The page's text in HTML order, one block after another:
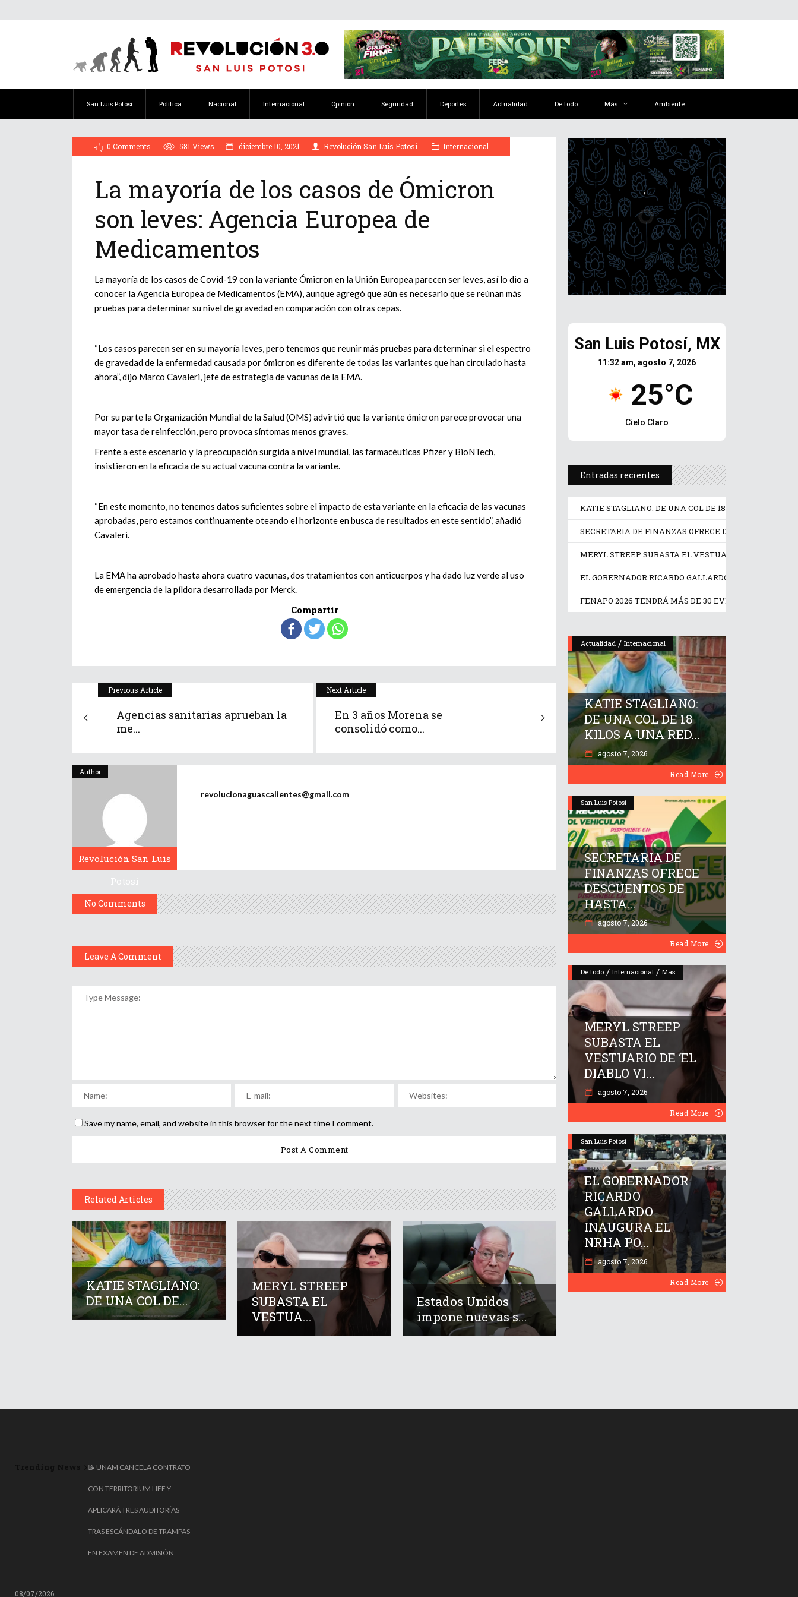
San Luis Potosí Política Nacional Internacional Opinión Seguridad Deportes Actualidad De todo Más Ambiente
0 Comments 581 Views diciembre 10, 2021 Revolución San Luis Potosí Internacional
La mayoría de los casos de Ómicron
son leves: Agencia Europea de
Medicamentos
La mayoría de los casos de Covid-19 con la variante Ómicron en la Unión Europea parecen ser leves, así lo dio a
conocer la Agencia Europea de Medicamentos (EMA), aunque agregó que aún es necesario que se reúnan más
pruebas para determinar su nivel de gravedad en comparación con otras cepas.
“Los casos parecen ser en su mayoría leves, pero tenemos que reunir más pruebas para determinar si el espectro
de gravedad de la enfermedad causada por ómicron es diferente de todas las variantes que han circulado hasta
ahora”, dijo Marco Cavaleri, jefe de estrategia de vacunas de la EMA.
Por su parte la Organización Mundial de la Salud (OMS) advirtió que la variante ómicron parece provocar una
mayor tasa de reinfección, pero provoca síntomas menos graves.
Frente a este escenario y la preocupación surgida a nivel mundial, las farmacéuticas Pfizer y BioNTech,
insistieron en la eficacia de su actual vacuna contra la variante.
“En este momento, no tenemos datos suficientes sobre el impacto de esta variante en la eficacia de las vacunas
aprobadas, pero estamos continuamente oteando el horizonte en busca de resultados en este sentido”, añadió
Cavaleri.
La EMA ha aprobado hasta ahora cuatro vacunas, dos tratamientos con anticuerpos y ha dado luz verde al uso
de emergencia de la píldora desarrollada por Merck.
Compartir
Previous Article
Agencias sanitarias aprueban la
me...
Next Article
En 3 años Morena se
consolidó como...
Author
Revolución San Luis
Potosí
revolucionaguascalientes@gmail.com
No Comments
Leave A Comment
Save my name, email, and website in this browser for the next time I comment.
Related Articles
KATIE STAGLIANO:
DE UNA COL DE...
MERYL STREEP
SUBASTA EL
VESTUA...
Estados Unidos
impone nuevas s...
San Luis Potosí, MX
11:32 am, agosto 7, 2026
25°C
Cielo Claro
Entradas recientes
KATIE STAGLIANO: DE UNA COL DE 18 KILOS A UNA
SECRETARIA DE FINANZAS OFRECE DESCUENTOS DE
MERYL STREEP SUBASTA EL VESTUARIO DE ‘EL
EL GOBERNADOR RICARDO GALLARDO INAUGURA EL
FENAPO 2026 TENDRÁ MÁS DE 30 EVENTOS
Actualidad / Internacional
KATIE STAGLIANO:
DE UNA COL DE 18
KILOS A UNA RED...
agosto 7, 2026
Read More
San Luis Potosí
SECRETARIA DE
FINANZAS OFRECE
DESCUENTOS DE
HASTA...
agosto 7, 2026
Read More
De todo / Internacional / Más
MERYL STREEP
SUBASTA EL
VESTUARIO DE ‘EL
DIABLO VI...
agosto 7, 2026
Read More
San Luis Potosí
EL GOBERNADOR
RICARDO
GALLARDO
INAUGURA EL
NRHA PO...
agosto 7, 2026
Read More
📝 UNAM CANCELA CONTRATO
CON TERRITORIUM LIFE Y
APLICARÁ TRES AUDITORÍAS
TRAS ESCÁNDALO DE TRAMPAS
EN EXAMEN DE ADMISIÓN
08/07/2026